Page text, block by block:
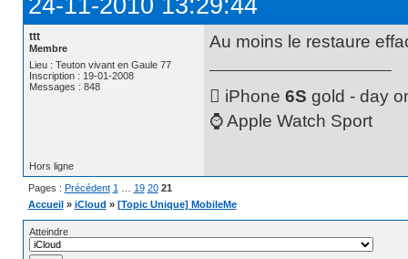
ttt
Membre
Lieu : Teuton vivant en Gaule 77
Inscription : 19-01-2008
Messages : 848
Au moins le restaure
 iPhone 6S gold - day
⌚️ Apple Watch Sport
Hors ligne
Pages : Précédent 1 19 20 21
Accueil » iCloud » [Topic Unique] MobileMe
Atteindre